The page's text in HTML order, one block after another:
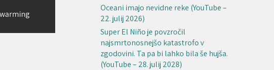
Oceani imajo nevidne reke (YouTube –
22. julij 2026)
Super El Niño je povzročil
najsmrtonosnejšo katastrofo v
zgodovini. Ta pa bi lahko bila še hujša.
(YouTube – 28. julij 2028)